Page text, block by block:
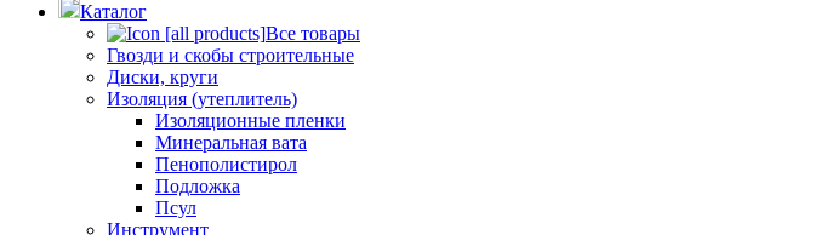
Каталог
Все товары
Гвозди и скобы строительные
Диски, круги
Изоляция (утеплитель)
Изоляционные пленки
Минеральная вата
Пенополистирол
Подложка
Псул
Инструмент